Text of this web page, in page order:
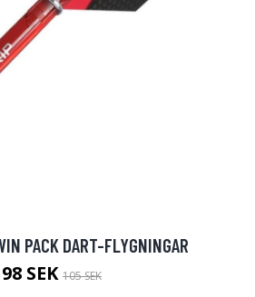
PACK DART-FLYGNINGAR
98 SEK 105 SEK